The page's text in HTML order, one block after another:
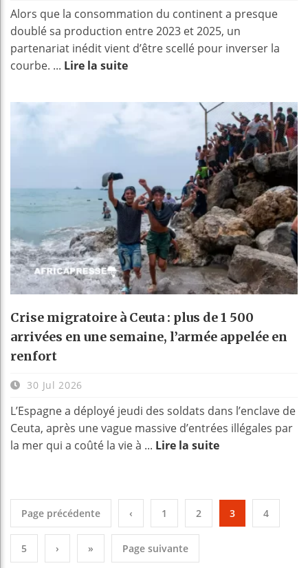
Alors que la consommation du continent a presque
doublé sa production entre 2023 et 2025, un
partenariat inédit vient d’être scellé pour inverser la
courbe. ... Lire la suite
Crise migratoire à Ceuta : plus de 1 500
arrivées en une semaine, l’armée appelée en
renfort
30 Jul 2026
L’Espagne a déployé jeudi des soldats dans l’enclave de
Ceuta, après une vague massive d’entrées illégales par
la mer qui a coûté la vie à ... Lire la suite
Page précédente ‹ 1 2 3 4
5 › » Page suivante